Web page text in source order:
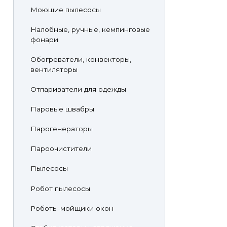
Моющие пылесосы
Налобные, ручные, кемпинговые
фонари
Обогреватели, конвекторы,
вентиляторы
Отпариватели для одежды
Паровые швабры
Парогенераторы
Пароочистители
Пылесосы
Робот пылесосы
Роботы-мойщики окон